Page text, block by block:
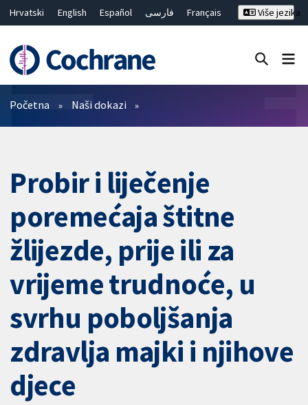
Hrvatski English Español فارسی
Français
繁體中文
简体中文
Više jezika
Prečistači
Početna Naši dokazi
Probir i liječenje
poremećaja štitne
žlijezde, prije ili za
vrijeme trudnoće, u
svrhu poboljšanja
zdravlja majki i njihove
djece